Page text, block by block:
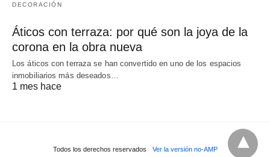
DECORACIÓN
Áticos con terraza: por qué son la joya de la
corona en la obra nueva
Los áticos con terraza se han convertido en uno de los espacios
inmobiliarios más deseados…
1 mes hace
Todos los derechos reservados Ver la versión no-AMP